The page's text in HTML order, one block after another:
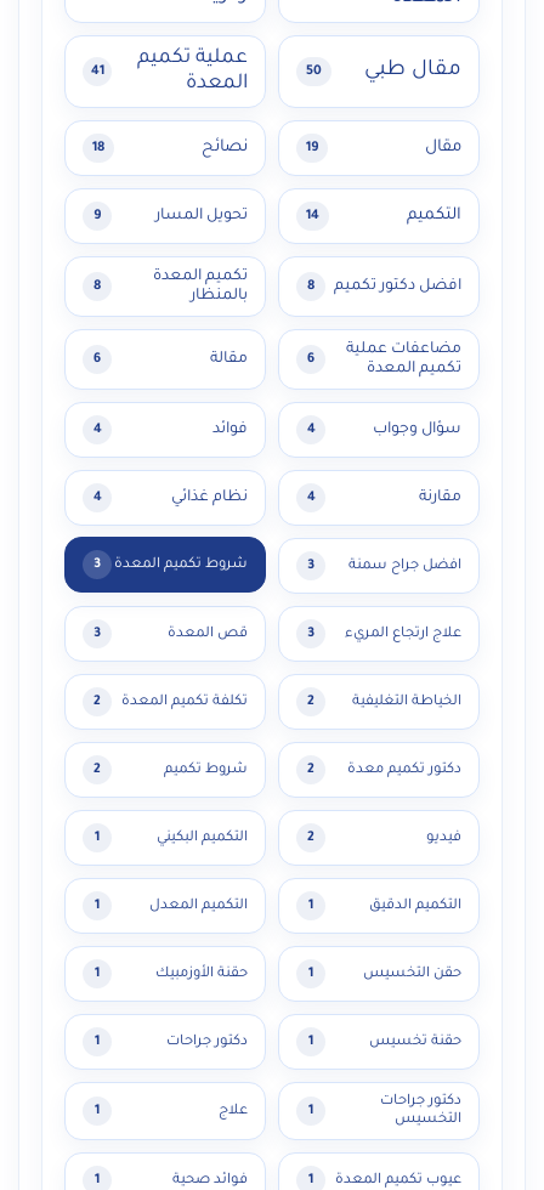
مقال طبي 50
عملية تكميم
المعدة
41
مقال 19 نصائح 18
التكميم 14 تحويل المسار 9
افضل دكتور تكميم 8
تكميم المعدة
بالمنظار
8
مضاعفات عملية
تكميم المعدة
6 مقالة 6
سؤال وجواب 4 فوائد 4
مقارنة 4 نظام غذائي 4
افضل جراح سمنة 3 شروط تكميم المعدة 3
علاج ارتجاع المريء 3 قص المعدة 3
الخياطة التغليفية 2 تكلفة تكميم المعدة 2
دكتور تكميم معدة 2 شروط تكميم 2
فيديو 2 التكميم البكيني 1
التكميم الدقيق 1 التكميم المعدل 1
حقن التخسيس 1 حقنة الأوزمبيك 1
حقنة تخسيس 1 دكتور جراحات 1
دكتور جراحات
التخسيس
1 علاج 1
عيوب تكميم المعدة 1 فوائد صحية 1